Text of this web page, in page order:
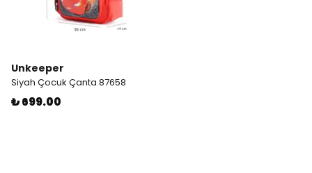
Unkeeper
Siyah Çocuk Çanta 87658
₺ 699.00